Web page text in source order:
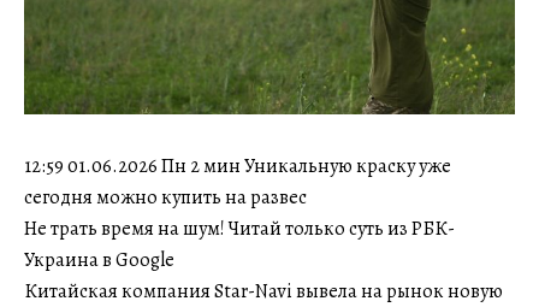
12:59 01.06.2026 Пн 2 мин Уникальную краску уже
сегодня можно купить на развес
Не трать время на шум! Читай только суть из РБК-
Украина в Google
Китайская компания Star-Navi вывела на рынок новую